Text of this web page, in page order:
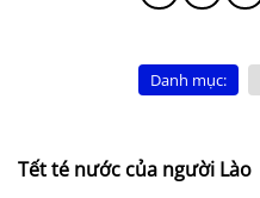
Danh mục:
Tết té nước của người Lào